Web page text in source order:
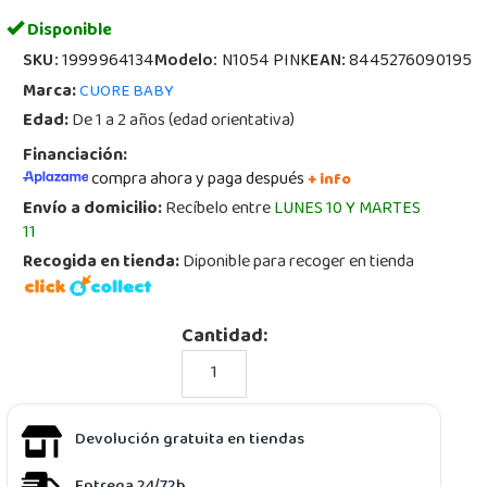
Disponible
SKU:1999964134Modelo:N1054 PINKEAN:8445276090195
Marca:CUORE BABY
Edad:De 1 a 2 años (edad orientativa)
Financiación:
compra ahora y paga después+ info
Envío a domicilio:Recíbelo entreLUNES 10 Y MARTES
11
Recogida en tienda:Diponible para recoger en tienda
Cantidad:
Devolución gratuita en tiendas